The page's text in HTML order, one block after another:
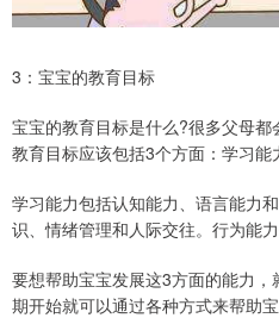
3：宝宝的教育目标
宝宝的教育目标是什么?很多父母
教育目标应该包括3个方面：学习能
学习能力包括认知能力、语言能力
识、情绪管理和人际交往。行为能力
要想帮助宝宝发展这3方面的能力
期开始就可以通过各种方式来帮助宝